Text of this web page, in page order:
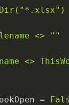
Dir("*.xlsx")
<> ""
<>
=